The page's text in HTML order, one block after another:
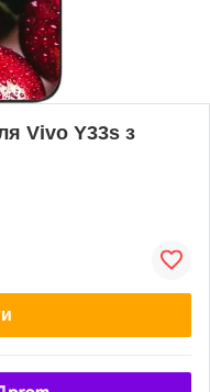
Vivo Y33s з